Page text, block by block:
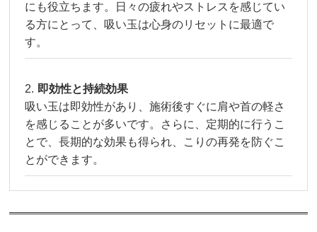
にも役立ちます。日々の疲れやストレスを感じてい
る方にとって、吸い玉は心身のリセットに最適で
す。
即効性と持続効果
吸い玉は即効性があり、施術後すぐに肩や首の軽さ
を感じることが多いです。さらに、定期的に行うこ
とで、長期的な効果も得られ、こりの再発を防ぐこ
とができます。